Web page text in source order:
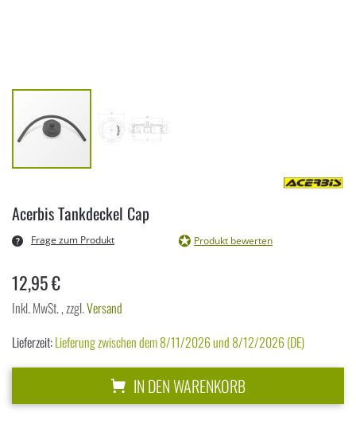
der
Bildergalerie
springen
Acerbis Tankdeckel Cap
Frage zum Produkt Produkt bewerten
12,95 €
Inkl. MwSt.,zzgl.Versand
Lieferzeit:Lieferung zwischen dem 8/11/2026 und 8/12/2026 (DE)
IN DEN WARENKORB